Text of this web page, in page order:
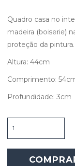
Quadro casa no
madeira (boiserie)
proteção da pintura.
Altura: 44cm
Comprimento:
Profundidade: 3cm
Casa
no
Interior
quantidade